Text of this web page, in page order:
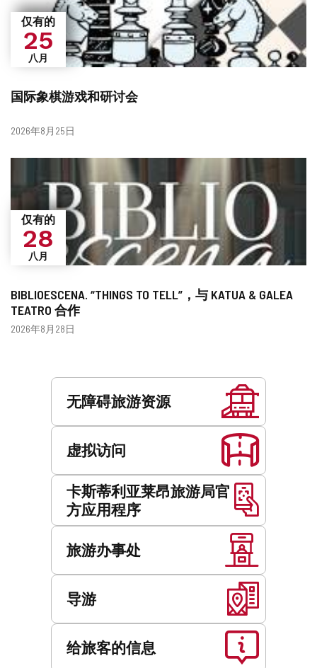
国际象棋游戏和研讨会
仅有的
25
八月
日
2026年8月25日
BIBLIOESCENA. “THINGS TO TELL”，与 KATUA & GALEA
TEATRO 合作
仅有的
28
八月
日
2026年8月28日
无障碍旅游资源
虚拟访问
卡斯蒂利亚莱昂旅游局官
方应用程序
旅游办事处
导游
给旅客的信息